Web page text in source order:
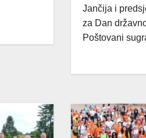
Jančija i
za Dan
Poštovani